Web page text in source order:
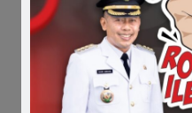
Next Post:
Satpol PP
Sosialisasikan Bahaya